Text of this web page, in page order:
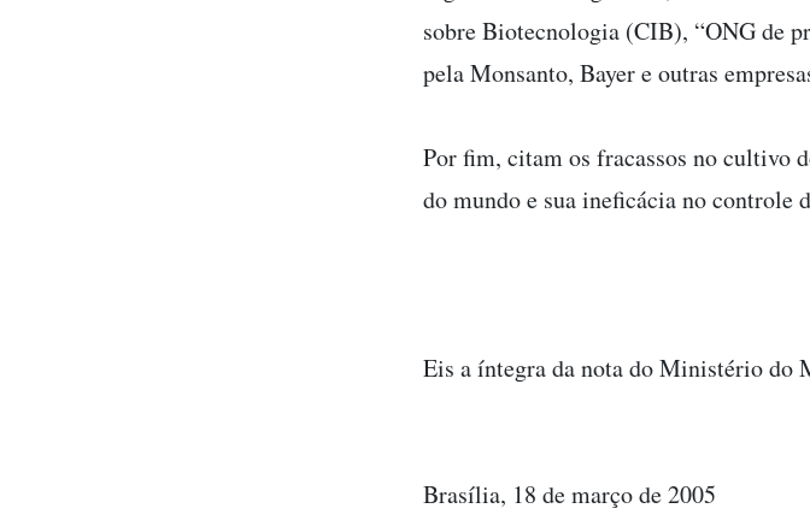
sobre Biotecnologia (CIB), “ONG de
pela Monsanto, Bayer e outras
Por fim, citam os fracassos no cultivo
do mundo e sua ineficácia no controle
Eis a íntegra da nota do Ministério do
Brasília, 18 de março de 2005